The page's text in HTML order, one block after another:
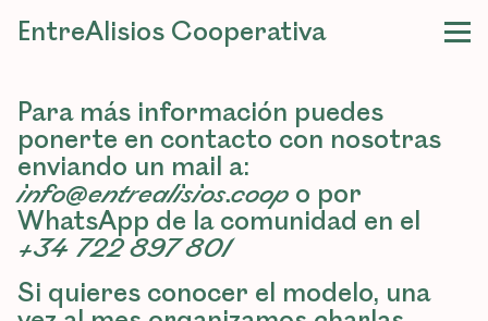
EntreAlisios Cooperativa
Para más información puedes
ponerte en contacto con nosotras
enviando un mail a:
info@entrealisios.coop o por
WhatsApp de la comunidad en el
+34 722 897 801
Si quieres conocer el modelo, una